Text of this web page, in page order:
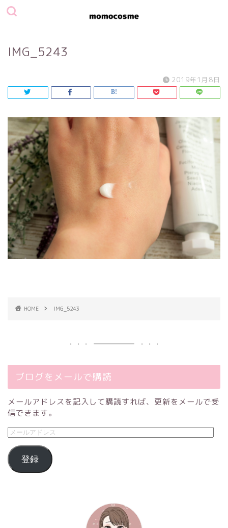
IMG_5243
2019年1月8日
HOME IMG_5243
ブログをメールで購読
メールアドレスを記入して購読すれば、更新をメールで受
信できます。
登録